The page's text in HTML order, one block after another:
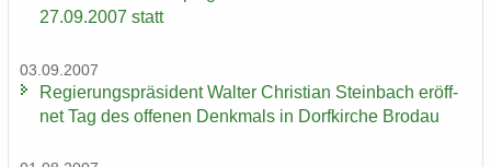
27.09.2007 statt
03.09.2007
Re­gie­rungs­prä­si­dent Wal­ter Chris­ti­an Stein­bach er­öff­
net Tag des of­fe­nen Denk­mals in Dorf­kir­che Bro­dau